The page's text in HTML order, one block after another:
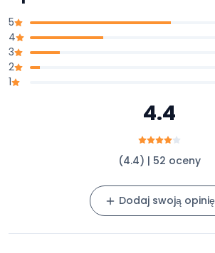
5
4
3
2
1
4.4
(4.4) | 52 oceny
Dodaj swoją opinię